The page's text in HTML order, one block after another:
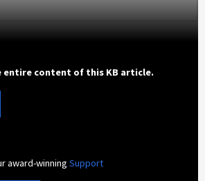
entire content of this KB article.
award-winningSupport